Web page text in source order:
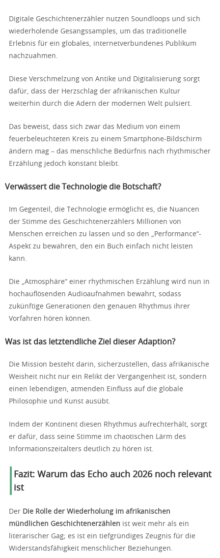
Digitale Geschichtenerzähler nutzen Soundloops und sich
wiederholende Gesangssamples, um das traditionelle
Erlebnis für ein globales, internetverbundenes Publikum
nachzuahmen.
Diese Verschmelzung von Antike und Digitalisierung sorgt
dafür, dass der Herzschlag der afrikanischen Kultur
weiterhin durch die Adern der modernen Welt pulsiert.
Das beweist, dass sich zwar das Medium von einem
feuerbeleuchteten Kreis zu einem Smartphone-Bildschirm
ändern mag – das menschliche Bedürfnis nach rhythmischer
Erzählung jedoch konstant bleibt.
Verwässert die Technologie die Botschaft?
Im Gegenteil, die Technologie ermöglicht es, die Nuancen
der Stimme des Geschichtenerzählers Millionen von
Menschen erreichen zu lassen und so den „Performance“-
Aspekt zu bewahren, den ein Buch einfach nicht leisten
kann.
Die „Atmosphäre“ einer rhythmischen Erzählung wird nun in
hochauflösenden Audioaufnahmen bewahrt, sodass
zukünftige Generationen den genauen Rhythmus ihrer
Vorfahren hören können.
Was ist das letztendliche Ziel dieser Adaption?
Die Mission besteht darin, sicherzustellen, dass afrikanische
Weisheit nicht nur ein Relikt der Vergangenheit ist, sondern
einen lebendigen, atmenden Einfluss auf die globale
Philosophie und Kunst ausübt.
Indem der Kontinent diesen Rhythmus aufrechterhält, sorgt
er dafür, dass seine Stimme im chaotischen Lärm des
Informationszeitalters deutlich zu hören ist.
Fazit: Warum das Echo auch 2026 noch relevant
ist
Der Die Rolle der Wiederholung im afrikanischen
mündlichen Geschichtenerzählen ist weit mehr als ein
literarischer Gag; es ist ein tiefgründiges Zeugnis für die
Widerstandsfähigkeit menschlicher Beziehungen.